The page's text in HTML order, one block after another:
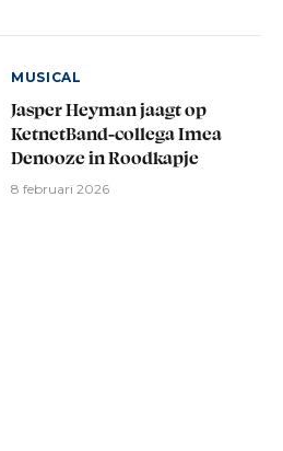
MUSICAL
Jasper Heyman jaagt op
KetnetBand-collega Imea
Denooze in Roodkapje
8 februari 2026